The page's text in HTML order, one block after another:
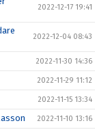
2022-12-17 19:41
2022-12-04 08:43
2022-11-30 14:36
2022-11-29 11:12
2022-11-15 13:34
2022-11-10 13:16